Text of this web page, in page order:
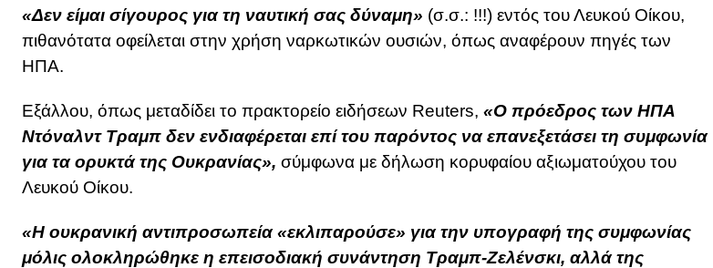
«Δεν είμαι σίγουρος για τη ναυτική σας δύναμη» (σ.σ.: !!!) εντός του Λευκού Οίκου,
πιθανότατα οφείλεται στην χρήση ναρκωτικών ουσιών, όπως αναφέρουν πηγές των
ΗΠΑ.
Εξάλλου, όπως μεταδίδει το πρακτορείο ειδήσεων Reuters, «Ο πρόεδρος των ΗΠΑ
Ντόναλντ Τραμπ δεν ενδιαφέρεται επί του παρόντος να επανεξετάσει τη συμφωνία
για τα ορυκτά της Ουκρανίας», σύμφωνα με δήλωση κορυφαίου αξιωματούχου του
Λευκού Οίκου.
«Η ουκρανική αντιπροσωπεία «εκλιπαρούσε» για την υπογραφή της συμφωνίας
μόλις ολοκληρώθηκε η επεισοδιακή συνάντηση Τραμπ-Ζελένσκι, αλλά της